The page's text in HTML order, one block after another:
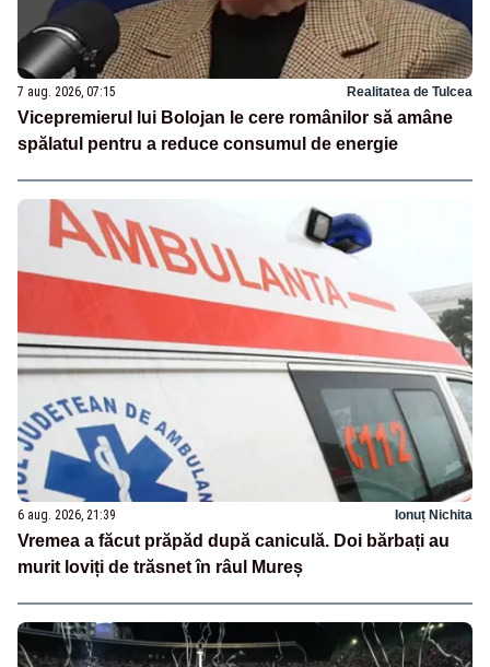
7 aug. 2026, 07:15 Realitatea de Tulcea
Vicepremierul lui Bolojan le cere românilor să amâne
spălatul pentru a reduce consumul de energie
6 aug. 2026, 21:39 Ionuț Nichita
Vremea a făcut prăpăd după caniculă. Doi bărbați au
murit loviți de trăsnet în râul Mureș